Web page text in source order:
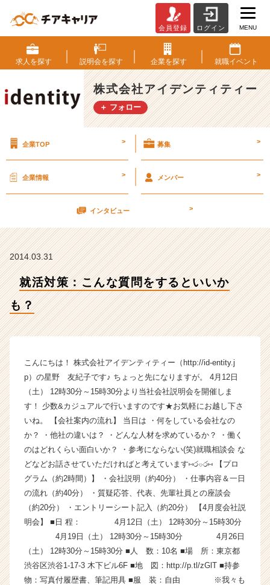
活
対
策：
こ
ん
な
す
い
い
社
ン
ィ
テ
ィ
タ
イ
ム
ラ
イ
ン】
ベ
チ
ャ
ー・
成
会員登録 ログイン MENU
求人を探す 説明会を探す 企業を探す 就職イベント
株式会社アイデンティティー
＋ フォロー
企業TOP > 募集 >
企業情報 > メンバー >
インタビュー >
2014.03.31
就活対策：こんな質問をするといいか
も？
こんにちは！ 株式会社アイデンティティー（http://id-entity.j
p）の星野 友紀子です♪ ちょっと先になりますが。 4月12日
（土） 12時30分～15時30分より当社会社説明会を開催しま
す！ 少数&カジュアルで行いますのです★お気軽にお越し下さ
いね。 【会社案内の流れ】 当日は ・何をしている会社なの
か？ ・他社の違いは？ ・どんな人材を求めているか？ ・働く
のはどれくらい面白いか？ ・参考にならない(笑)就職相談会 な
どなどお話させていただければと考えています⑅ර⌔ර⑅ 【プロ
グラム（約2時間）】 ・会社説明（約40分） ・仕事内容＆一日
の流れ（約40分） ・質疑応答、代表、先輩社員との座談会
（約20分） ・エントリーシート記入（約20分） 【4月度会社説
明会】 ■日 程： 4月12日（土） 12時30分～15時30分
4月19日（土） 12時30分～15時30分 4月26日
（土） 12時30分～15時30分 ■人 数：10名 ■場 所：東京都
渋谷区渋谷1-17-3 木下ビル6F ■地 図：http://p.tl/zGlT ■持参
物：写真付履歴書、筆記用具 ■服 装：自由 ※我々も